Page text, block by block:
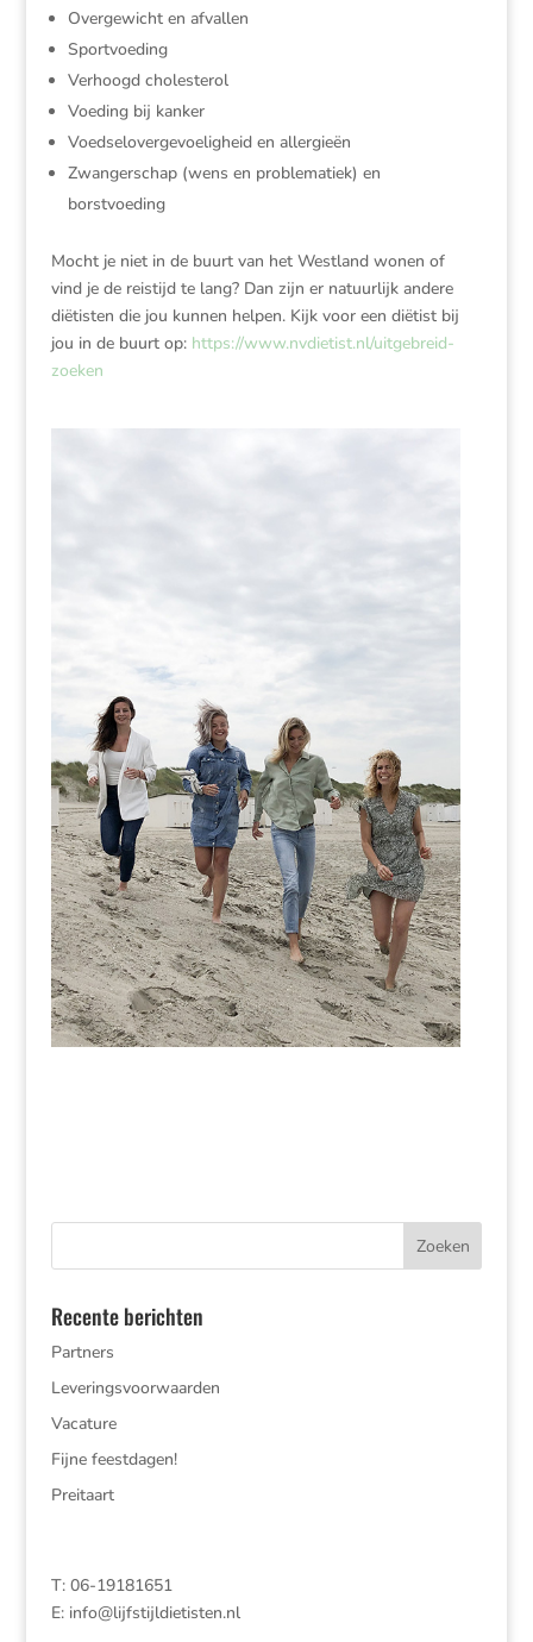
Overgewicht en afvallen
Sportvoeding
Verhoogd cholesterol
Voeding bij kanker
Voedselovergevoeligheid en allergieën
Zwangerschap (wens en problematiek) en
borstvoeding
Mocht je niet in de buurt van het Westland wonen of
vind je de reistijd te lang? Dan zijn er natuurlijk andere
diëtisten die jou kunnen helpen. Kijk voor een diëtist bij
jou in de buurt op: https://www.nvdietist.nl/uitgebreid-
zoeken
Recente berichten
Partners
Leveringsvoorwaarden
Vacature
Fijne feestdagen!
Preitaart
T: 06-19181651
E: info@lijfstijldietisten.nl